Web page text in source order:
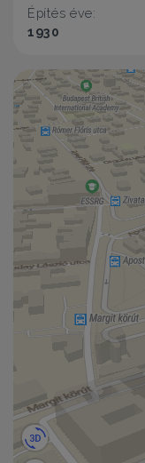
Építés éve:
1930